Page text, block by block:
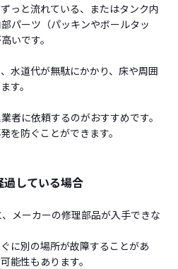
っと流れている、またはタンク内
パーツ（パッキンやボールタッ
いです。
水道代が無駄にかかり、床や周囲
す。
者に依頼するのがおすすめです。
を防ぐことができます。
している場合
メーカーの修理部品が入手できな
に別の場所が故障することがあ
能性もあります。